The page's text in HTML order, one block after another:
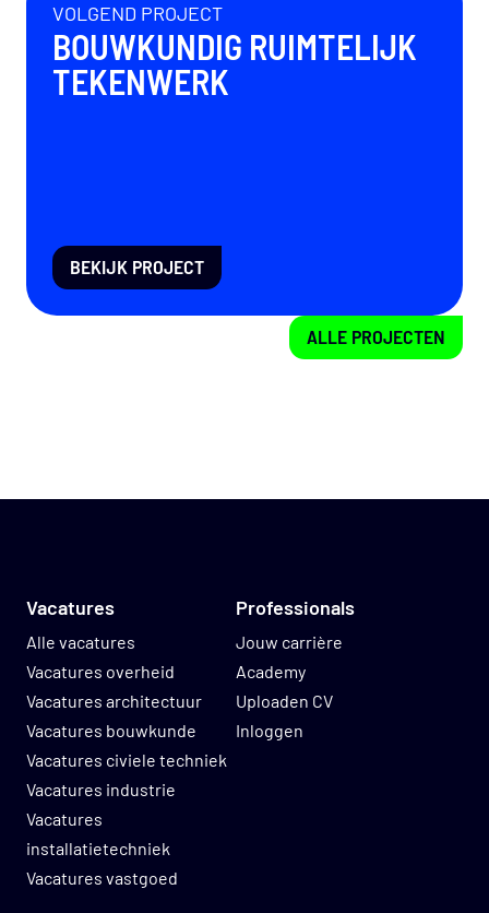
VOLGEND PROJECT
BOUWKUNDIG RUIMTELIJK
TEKENWERK
BEKIJK PROJECT
ALLE PROJECTEN
Vacatures
Alle vacatures
Vacatures overheid
Vacatures architectuur
Vacatures bouwkunde
Vacatures civiele techniek
Vacatures industrie
Vacatures
installatietechniek
Vacatures vastgoed
Professionals
Jouw carrière
Academy
Uploaden CV
Inloggen